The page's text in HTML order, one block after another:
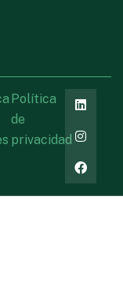
Política
de
privacidad